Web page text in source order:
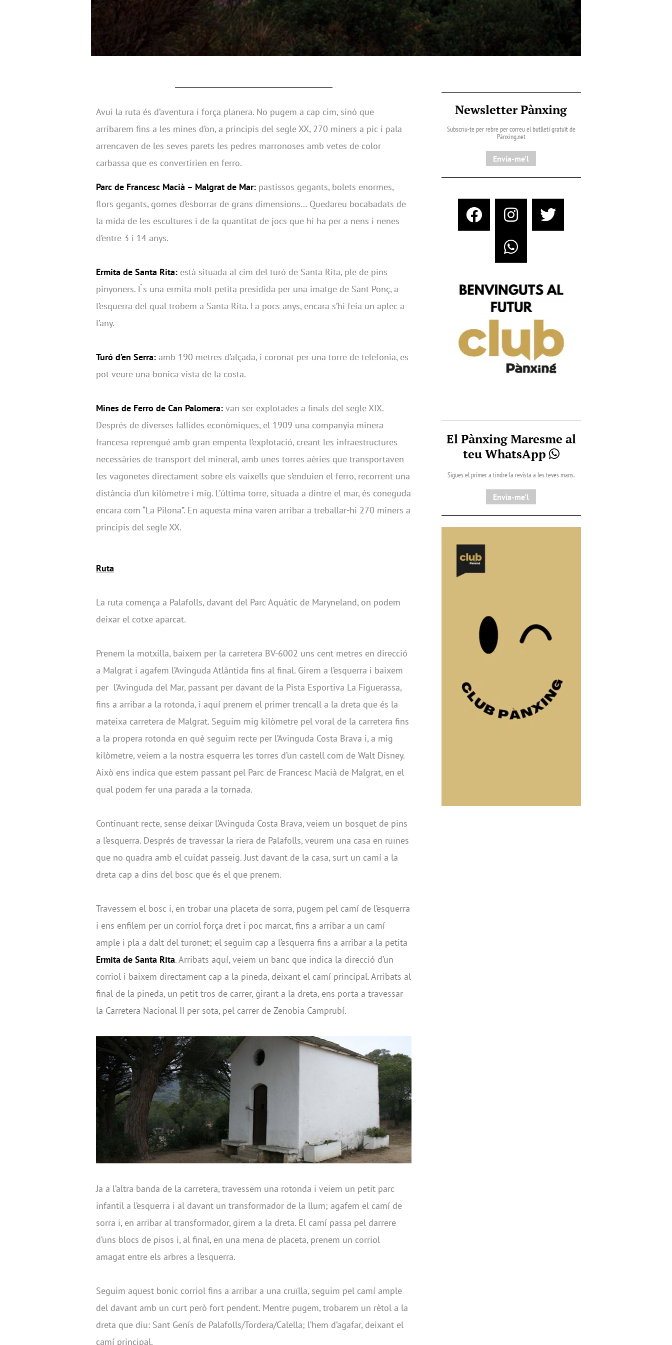
Avui la ruta és d’aventura i força planera. No pugem a cap cim, sinó que
arribarem fins a les mines d’on, a principis del segle XX, 270 miners a pic i pala
arrencaven de les seves parets les pedres marronoses amb vetes de color
carbassa que es convertirien en ferro.
Parc de Francesc Macià – Malgrat de Mar: pastissos gegants, bolets enormes,
flors gegants, gomes d’esborrar de grans dimensions… Quedareu bocabadats de
la mida de les escultures i de la quantitat de jocs que hi ha per a nens i nenes
d’entre 3 i 14 anys.
Ermita de Santa Rita: està situada al cim del turó de Santa Rita, ple de pins
pinyoners. És una ermita molt petita presidida per una imatge de Sant Ponç, a
l’esquerra del qual trobem a Santa Rita. Fa pocs anys, encara s’hi feia un aplec a
l’any.
Turó d’en Serra: amb 190 metres d’alçada, i coronat per una torre de telefonia, es
pot veure una bonica vista de la costa.
Mines de Ferro de Can Palomera: van ser explotades a finals del segle XIX.
Després de diverses fallides econòmiques, el 1909 una companyia minera
francesa reprengué amb gran empenta l’explotació, creant les infraestructures
necessàries de transport del mineral, amb unes torres aèries que transportaven
les vagonetes directament sobre els vaixells que s’enduien el ferro, recorrent una
distància d’un kilòmetre i mig. L’última torre, situada a dintre el mar, és coneguda
encara com “La Pilona”. En aquesta mina varen arribar a treballar-hi 270 miners a
principis del segle XX.
Ruta
La ruta comença a Palafolls, davant del Parc Aquàtic de Maryneland, on podem
deixar el cotxe aparcat.
Prenem la motxilla, baixem per la carretera BV-6002 uns cent metres en direcció
a Malgrat i agafem l’Avinguda Atlàntida fins al final. Girem a l’esquerra i baixem
per l’Avinguda del Mar, passant per davant de la Pista Esportiva La Figuerassa,
fins a arribar a la rotonda, i aquí prenem el primer trencall a la dreta que és la
mateixa carretera de Malgrat. Seguim mig kilòmetre pel voral de la carretera fins
a la propera rotonda en què seguim recte per l’Avinguda Costa Brava i, a mig
kilòmetre, veiem a la nostra esquerra les torres d’un castell com de Walt Disney.
Això ens indica que estem passant pel Parc de Francesc Macià de Malgrat, en el
qual podem fer una parada a la tornada.
Continuant recte, sense deixar l’Avinguda Costa Brava, veiem un bosquet de pins
a l’esquerra. Després de travessar la riera de Palafolls, veurem una casa en ruïnes
que no quadra amb el cuidat passeig. Just davant de la casa, surt un camí a la
dreta cap a dins del bosc que és el que prenem.
Travessem el bosc i, en trobar una placeta de sorra, pugem pel camí de l’esquerra
i ens enfilem per un corriol força dret i poc marcat, fins a arribar a un camí
ample i pla a dalt del turonet; el seguim cap a l’esquerra fins a arribar a la petita
Ermita de Santa Rita. Arribats aquí, veiem un banc que indica la direcció d’un
corriol i baixem directament cap a la pineda, deixant el camí principal. Arribats al
final de la pineda, un petit tros de carrer, girant a la dreta, ens porta a travessar
la Carretera Nacional II per sota, pel carrer de Zenobia Camprubí.
Ja a l’altra banda de la carretera, travessem una rotonda i veiem un petit parc
infantil a l’esquerra i al davant un transformador de la llum; agafem el camí de
sorra i, en arribar al transformador, girem a la dreta. El camí passa pel darrere
d’uns blocs de pisos i, al final, en una mena de placeta, prenem un corriol
amagat entre els arbres a l’esquerra.
Seguim aquest bonic corriol fins a arribar a una cruïlla, seguim pel camí ample
del davant amb un curt però fort pendent. Mentre pugem, trobarem un rètol a la
dreta que diu: Sant Genís de Palafolls/Tordera/Calella; l’hem d’agafar, deixant el
camí principal.
Newsletter Pànxing
Subscriu-te per rebre per correu el butlletí gratuït de
Pànxing.net​
Envia-me'l
El Pànxing Maresme al
teu WhatsApp
Sigues el primer a tindre la revista a les teves mans.
Envia-me'l